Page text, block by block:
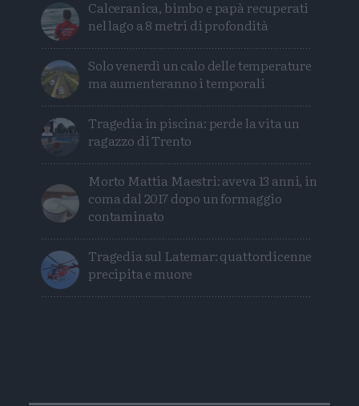
Calceranica, bimbo e papà recuperati
nel lago a 8 metri di profondità
Solo venerdì un calo delle temperature
ma aumenteranno i temporali
Tragedia in piscina: perde la vita un
ragazzo di Trento
Morto Mattia Maestri: aveva 13 anni, in
coma dal 2017 dopo un formaggio
contaminato
Tragedia sul Latemar: quattordicenne
precipita e muore